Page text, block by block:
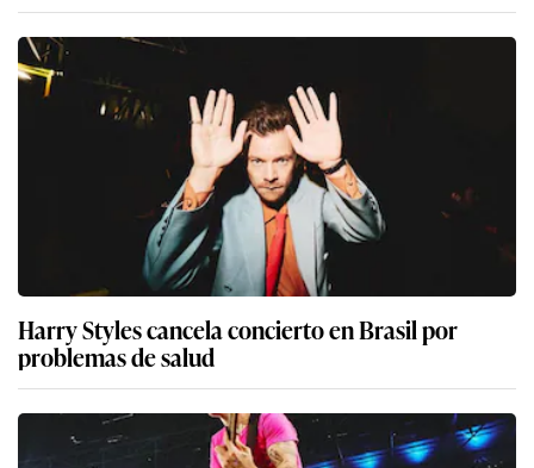
Harry Styles cancela concierto en Brasil por
problemas de salud